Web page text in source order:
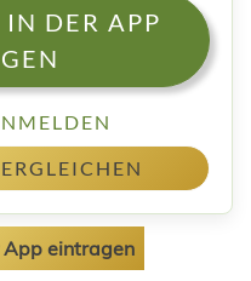
DER APP
eintragen